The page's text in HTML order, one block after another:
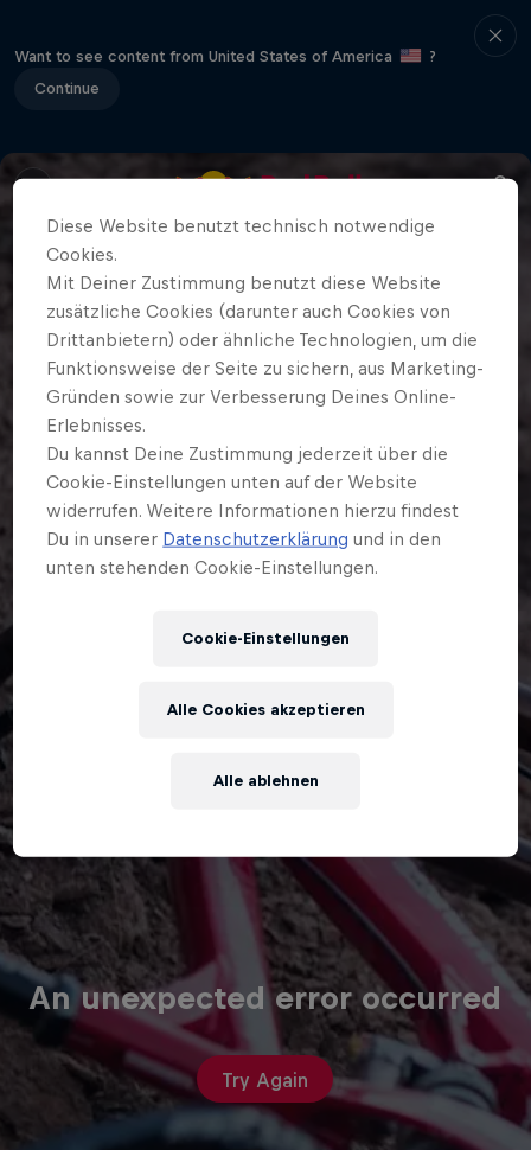
Want to see content from United States of America
?
Continue
An unexpected error occurred
Try Again
Diese Website benutzt technisch notwendige
Cookies.
Mit Deiner Zustimmung benutzt diese Website
zusätzliche Cookies (darunter auch Cookies von
Drittanbietern) oder ähnliche Technologien, um die
Funktionsweise der Seite zu sichern, aus Marketing-
Gründen sowie zur Verbesserung Deines Online-
Erlebnisses.
Du kannst Deine Zustimmung jederzeit über die
Cookie-Einstellungen unten auf der Website
widerrufen. Weitere Informationen hierzu findest
Du in unserer Datenschutzerklärung und in den
unten stehenden Cookie-Einstellungen.
Cookie-Einstellungen
Alle ablehnen
Alle Cookies akzeptieren